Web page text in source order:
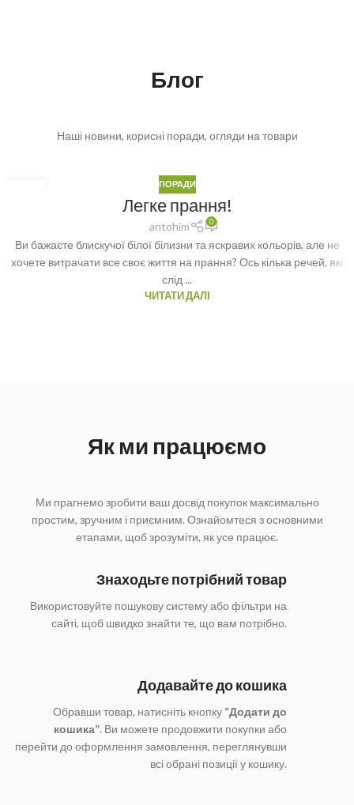
Блог
Наші новини, корисні поради, огляди на товари
ПОРАДИ
Легке прання!
antohim 0
Ви бажаєте блискучої білої білизни та яскравих кольорів, але не
хочете витрачати все своє життя на прання? Ось кілька речей, які
слід ...
ЧИТАТИ ДАЛІ
Як ми працюємо
Ми прагнемо зробити ваш досвід покупок максимально
простим, зручним і приємним. Ознайомтеся з основними
етапами, щоб зрозуміти, як усе працює.
Знаходьте потрібний товар
Використовуйте пошукову систему або фільтри на
сайті, щоб швидко знайти те, що вам потрібно.
Додавайте до кошика
Обравши товар, натисніть кнопку “Додати до
кошика”. Ви можете продовжити покупки або
перейти до оформлення замовлення, переглянувши
всі обрані позиції у кошику.